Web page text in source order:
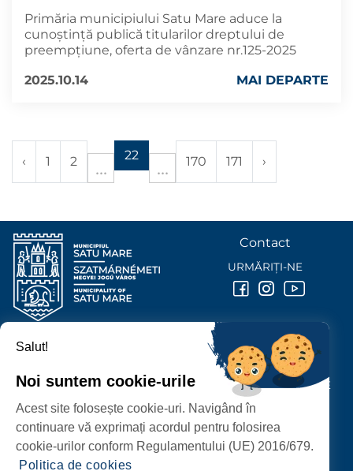
Primăria municipiului Satu Mare aduce la
cunoștință publică titularilor dreptului de
preempțiune, oferta de vânzare nr.125-2025
2025.10.14
MAI DEPARTE
‹ 1 2 22 170 171 ›
PROTECȚIA DATELOR PERSONALE
PRIMĂRIA MUNICIPIULUI
P-ȚA 25 OCTOMBRIE, NR. 1 CORP M, 440026 SATU MARE
Contact
URMĂRIȚI-NE
Salut!
Noi suntem cookie-urile
Acest site folosește cookie-uri. Navigând în
continuare vă exprimați acordul pentru folosirea
cookie-urilor conform Regulamentului (UE) 2016/679.
Politica de cookies